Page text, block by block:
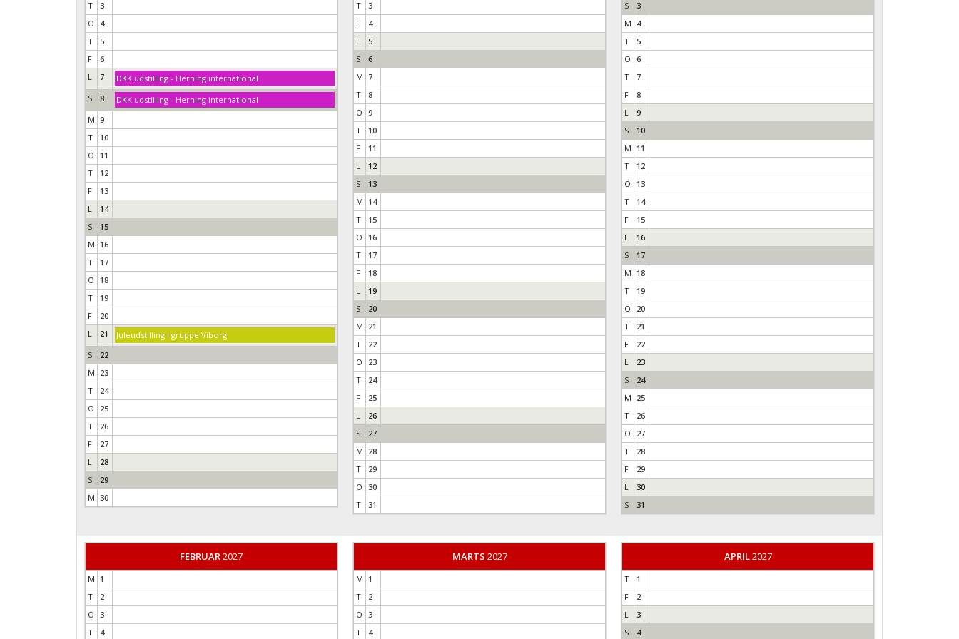
T
3
O
4
T
5
F
6
L
7
DKK udstilling - Herning international
S
8
DKK udstilling - Herning international
M 9
T
10
O
11
T
12
F
13
L
14
S
15
M 16
T
17
O
18
T
19
F
20
L
21
Juleudstilling i gruppe Viborg
S
22
M 23
T
24
O
25
T
26
F
27
L
28
S
29
M 30
T
3
F
4
L
5
S
6
M 7
T
8
O 9
T
10
F
11
L
12
S
13
M 14
T
15
O
16
T
17
F
18
L
19
S
20
M 21
T
22
O
23
T
24
F
25
L
26
S
27
M 28
T
29
O 30
T
31
S
3
M 4
T
5
O 6
T
7
F
8
L
9
S
10
M 11
T
12
O
13
T
14
F
15
L
16
S
17
M 18
T
19
O
20
T
21
F
22
L
23
S
24
M 25
T
26
O
27
T
28
F
29
L
30
S
31
FEBRUAR2027
M 1
T
2
O 3
T
4
MARTS 2027
M 1
T
2
O 3
T
4
APRIL2027
T
1
F
2
L
3
S
4